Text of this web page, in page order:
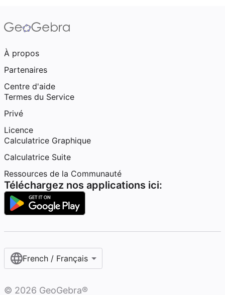
À propos
Partenaires
Centre d'aide
Termes du Service
Privé
Licence
Calculatrice Graphique
Calculatrice Suite
Ressources de la Communauté
Téléchargez nos applications ici:
French / Français‎
© 2026 GeoGebra®